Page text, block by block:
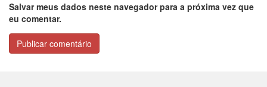
Salvar meus dados neste navegador para a próxima vez que
eu comentar.